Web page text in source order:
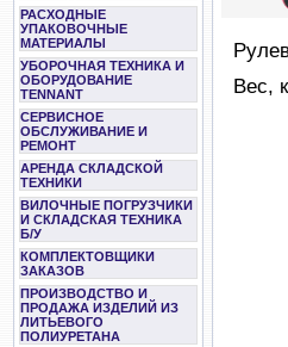
РАСХОДНЫЕ
УПАКОВОЧНЫЕ
МАТЕРИАЛЫ
УБОРОЧНАЯ ТЕХНИКА И
ОБОРУДОВАНИЕ
TENNANT
СЕРВИСНОЕ
ОБСЛУЖИВАНИЕ И
РЕМОНТ
АРЕНДА СКЛАДСКОЙ
ТЕХНИКИ
ВИЛОЧНЫЕ ПОГРУЗЧИКИ
И СКЛАДСКАЯ ТЕХНИКА
Б/У
КОМПЛЕКТОВЩИКИ
ЗАКАЗОВ
ПРОИЗВОДСТВО И
ПРОДАЖА ИЗДЕЛИЙ ИЗ
ЛИТЬЕВОГО
ПОЛИУРЕТАНА